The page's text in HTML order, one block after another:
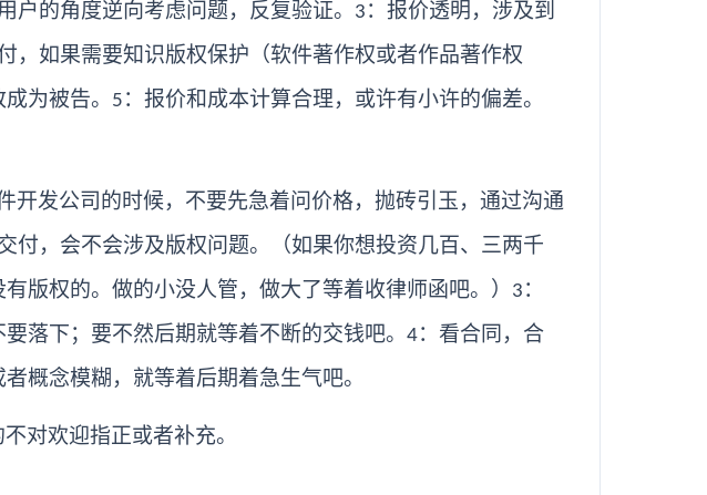
户的角度逆向考虑问题，反复验证。 3 ：报价透明，涉及到
，如果需要知识版权保护（软件著作权或者作品著作权
为被告。
5 ：报价和成本计算合理，或许有小许的偏差。
开发公司的时候，不要先急着问价格，抛砖引玉，通过沟通
付，会不会涉及版权问题。（如果你想投资几百、三两千
版权的。做的小没人管，做大了等着收律师函吧。）
3 ：
落下；要不然后期就等着不断的交钱吧。 4：看合同，合
概念模糊，就等着后期着急生气吧。
对欢迎指正或者补充。